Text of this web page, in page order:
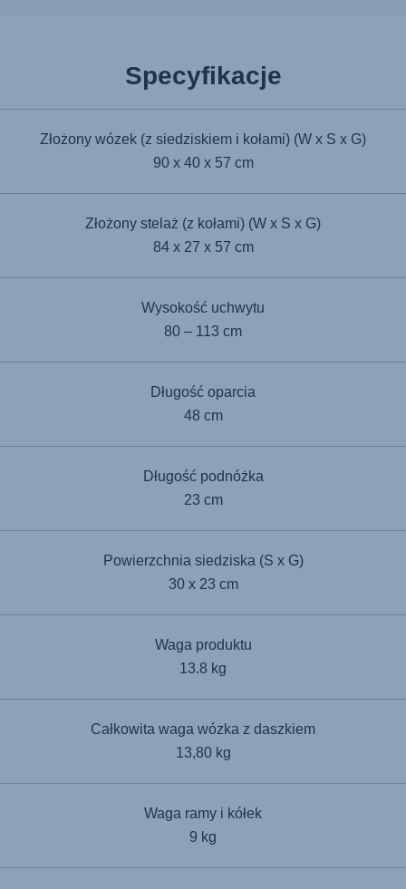
Specyfikacje
Złożony wózek (z siedziskiem i kołami) (W x S x G)
90 x 40 x 57 cm
Złożony stelaż (z kołami) (W x S x G)
84 x 27 x 57 cm
Wysokość uchwytu
80 – 113 cm
Długość oparcia
48 cm
Długość podnóżka
23 cm
Powierzchnia siedziska (S x G)
30 x 23 cm
Waga produktu
13.8 kg
Całkowita waga wózka z daszkiem
13,80 kg
Waga ramy i kółek
9 kg